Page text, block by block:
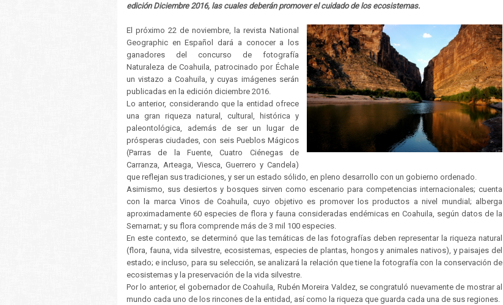
edición Diciembre 2016, las cuales deberán promover el cuidado de los ecosistemas.
El próximo 22 de noviembre, la revista National
Geographic en Español dará a conocer a los
ganadores del concurso de fotografía
Naturaleza de Coahuila, patrocinado por Échale
un vistazo a Coahuila, y cuyas imágenes serán
publicadas en la edición diciembre 2016.
Lo anterior, considerando que la entidad ofrece
una gran riqueza natural, cultural, histórica y
paleontológica, además de ser un lugar de
prósperas ciudades, con seis Pueblos Mágicos
(Parras de la Fuente, Cuatro Ciénegas de
Carranza, Arteaga, Viesca, Guerrero y Candela)
que reflejan sus tradiciones, y ser un estado sólido, en pleno desarrollo con un gobierno ordenado.
Asimismo, sus desiertos y bosques sirven como escenario para competencias internacionales; cuenta
con la marca Vinos de Coahuila, cuyo objetivo es promover los productos a nivel mundial; alberga
aproximadamente 60 especies de flora y fauna consideradas endémicas en Coahuila, según datos de la
Semarnat; y su flora comprende más de 3 mil 100 especies.
En este contexto, se determinó que las temáticas de las fotografías deben representar la riqueza natural
(flora, fauna, vida silvestre, ecosistemas, especies de plantas, hongos y animales nativos), y paisajes del
estado; e incluso, para su selección, se analizará la relación que tiene la fotografía con la conservación de
ecosistemas y la preservación de la vida silvestre.
Por lo anterior, el gobernador de Coahuila, Rubén Moreira Valdez, se congratuló nuevamente de mostrar al
mundo cada uno de los rincones de la entidad, así como la riqueza que guarda cada una de sus regiones.